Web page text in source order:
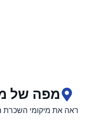
מפה של
ראה את מיקומי השכרת